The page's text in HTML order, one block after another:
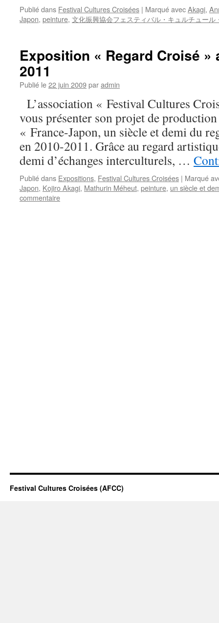
Publié dans Festival Cultures Croisées | Marqué avecAkagi,
Japon, peinture, 文化振興協会フェスティバル・キュルチュール
Exposition « Regard Croisé »
2011
Publié le22 juin 2009paradmin
L’association « Festival Cultures
vous présenter son projet de
« France-Japon, un siècle et demi du
en 2010-2011. Grâce au regard
demi d’échanges interculturels, …
Publié dans Expositions, Festival Cultures Croisées | Marqué
Japon, Kojiro Akagi, Mathurin Méheut, peinture, un siècle et
commentaire
Festival Cultures Croisées (AFCC)